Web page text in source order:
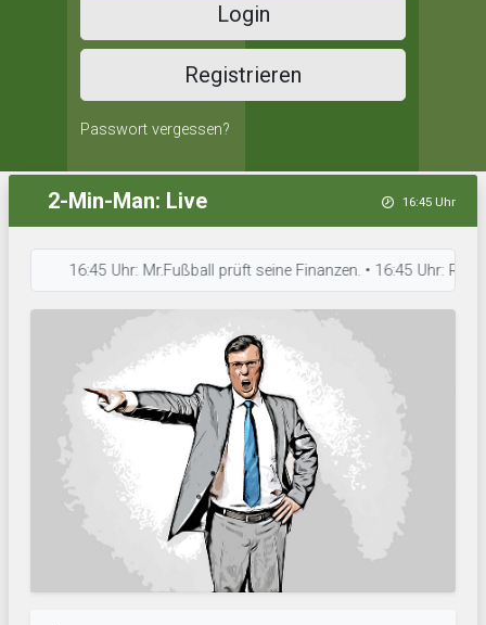
Login
Registrieren
Passwort vergessen?
2-Min-Man: Live 16:45 Uhr
16:45 Uhr: Mr.Fußball prüft seine Finanzen. • 16:45 Uhr: Roma